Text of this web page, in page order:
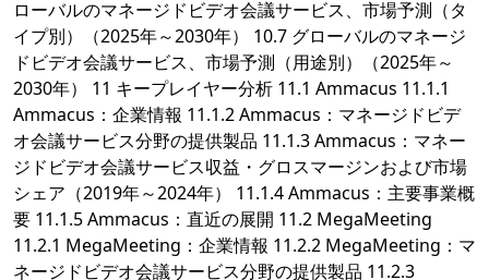
ローバルのマネージドビデオ会議サービス、市場予測（タ
イプ別）（2025年～2030年） 10.7 グローバルのマネージ
ドビデオ会議サービス、市場予測（用途別）（2025年～
2030年） 11 キープレイヤー分析 11.1 Ammacus 11.1.1
Ammacus：企業情報 11.1.2 Ammacus：マネージドビデ
オ会議サービス分野の提供製品 11.1.3 Ammacus：マネー
ジドビデオ会議サービス収益・グロスマージンおよび市場
シェア（2019年～2024年） 11.1.4 Ammacus：主要事業概
要 11.1.5 Ammacus：直近の展開 11.2 MegaMeeting
11.2.1 MegaMeeting：企業情報 11.2.2 MegaMeeting：マ
ネージドビデオ会議サービス分野の提供製品 11.2.3